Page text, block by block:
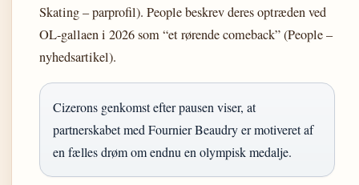
Skating – parprofil). People beskrev deres optræden ved
OL-gallaen i 2026 som “et rørende comeback” (People –
nyhedsartikel).
Cizerons genkomst efter pausen viser, at
partnerskabet med Fournier Beaudry er motiveret af
en fælles drøm om endnu en olympisk medalje.